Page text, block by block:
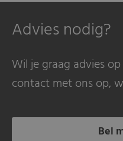
Advies nodig?
Wil je graag advies
contact met ons op,
Bel